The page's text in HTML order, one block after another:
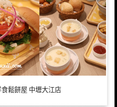
鬆餅屋 中壢大江店